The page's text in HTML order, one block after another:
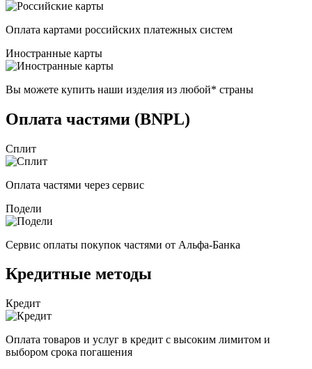
Оплата картами российских платежных систем
Иностранные карты
Вы можете купить наши изделия из любой* страны
Оплата частями (BNPL)
Сплит
Оплата частями через сервис
Подели
Сервис оплаты покупок частями от Альфа-Банка
Кредитные методы
Кредит
Оплата товаров и услуг в кредит с высоким лимитом и
выбором срока погашения